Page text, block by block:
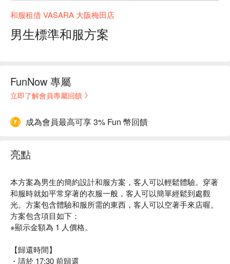
和服租借 VASARA 大阪梅田店
男生標準和服方案
FunNow 專屬
立即了解會員專屬回饋
成為會員最高可享 3% Fun 幣回饋
亮點
本方案為男生的簡約設計和服方案，客人可以輕鬆體驗。穿著
和服時就如平常穿著的衣服一般，客人可以簡單經鬆到處觀
光。方案包含體驗和服所需的東西，客人可以空著手來店喔。
方案包含項目如下：
※顯示金額為 1 人價格。
【歸還時間】
・請於 17:30 前歸還